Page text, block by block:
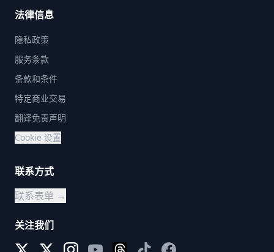
法律信息
隐私政策
服务条款
条款和条件
特定商业交易
翻译免责声明
Cookie 设置
联系方式
联系表单 →
关注我们